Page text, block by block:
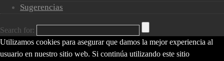
Sugerencias
Search for:
Utilizamos cookies para asegurar que damos la mejor experiencia al
usuario en nuestro sitio web. Si continúa utilizando este sitio